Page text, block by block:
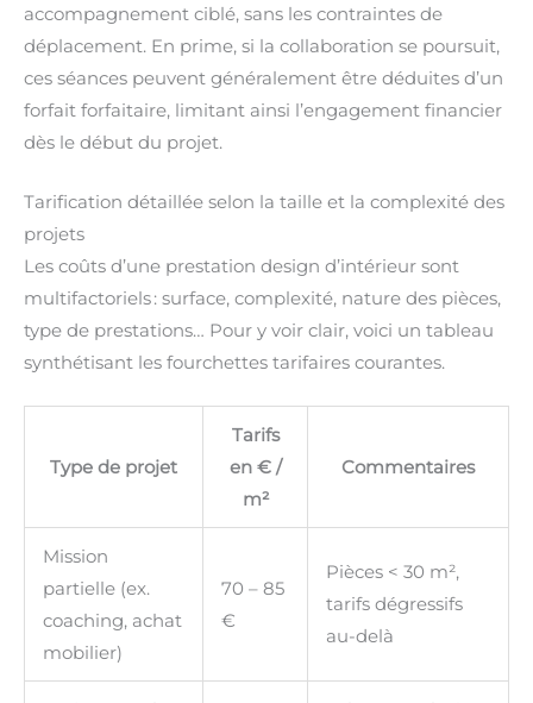
accompagnement ciblé, sans les contraintes de
déplacement. En prime, si la collaboration se poursuit,
ces séances peuvent généralement être déduites d’un
forfait forfaitaire, limitant ainsi l’engagement financier
dès le début du projet.
Tarification détaillée selon la taille et la complexité des
projets
Les coûts d’une prestation design d’intérieur sont
multifactoriels : surface, complexité, nature des pièces,
type de prestations… Pour y voir clair, voici un tableau
synthétisant les fourchettes tarifaires courantes.
Type de projet
Tarifs
en € /
m²
Commentaires
Mission
partielle (ex.
coaching, achat
mobilier)
70 – 85
€
Pièces < 30 m²,
tarifs dégressifs
au-delà